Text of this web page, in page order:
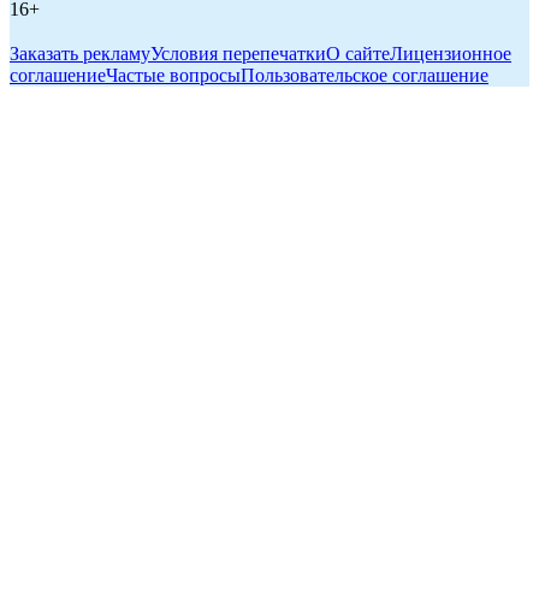
16+
Заказать рекламуУсловия перепечаткиО сайтеЛицензионное
соглашениеЧастые вопросыПользовательское соглашение